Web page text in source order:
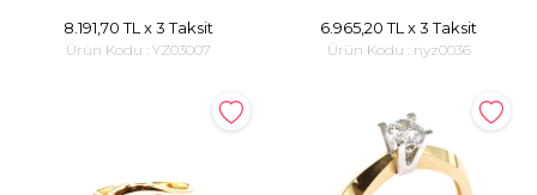
8.191,70 TL x 3 Taksit
Ürün Kodu : YZ03007
6.965,20 TL x 3 Taksit
Ürün Kodu : nyz0036